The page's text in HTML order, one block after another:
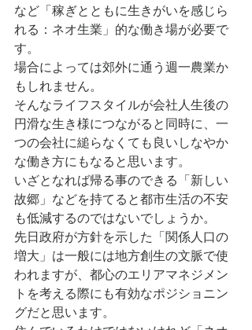
など「稼ぎとともに生きがいを感じら
れる：ネオ生業」的な働き場が必要で
す。
場合によっては郊外に通う週一農業か
もしれません。
そんなライフスタイルが会社人生後の
円滑な生き様につながると同時に、一
つの会社に縋らなくても良いしなやか
な働き方にもなると思います。
いざとなれば帰る事のできる「新しい
故郷」などを持てると都市生活の不安
も低減するのではないでしょうか。
先日政府が方針を示した「関係人口の
増大」は一般には地方創生の文脈で使
われますが、都心のエリアマネジメン
トを考える際にも有効なポジショニン
グだと思います。